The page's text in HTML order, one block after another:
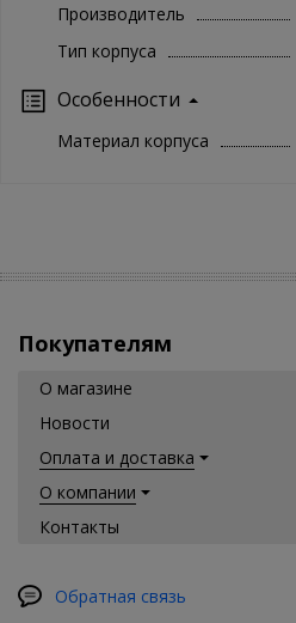
Производитель
Тип корпуса
Особенности
Материал корпуса
Покупателям
О магазине
Новости
Оплата и доставка
О компании
Контакты
Обратная связь